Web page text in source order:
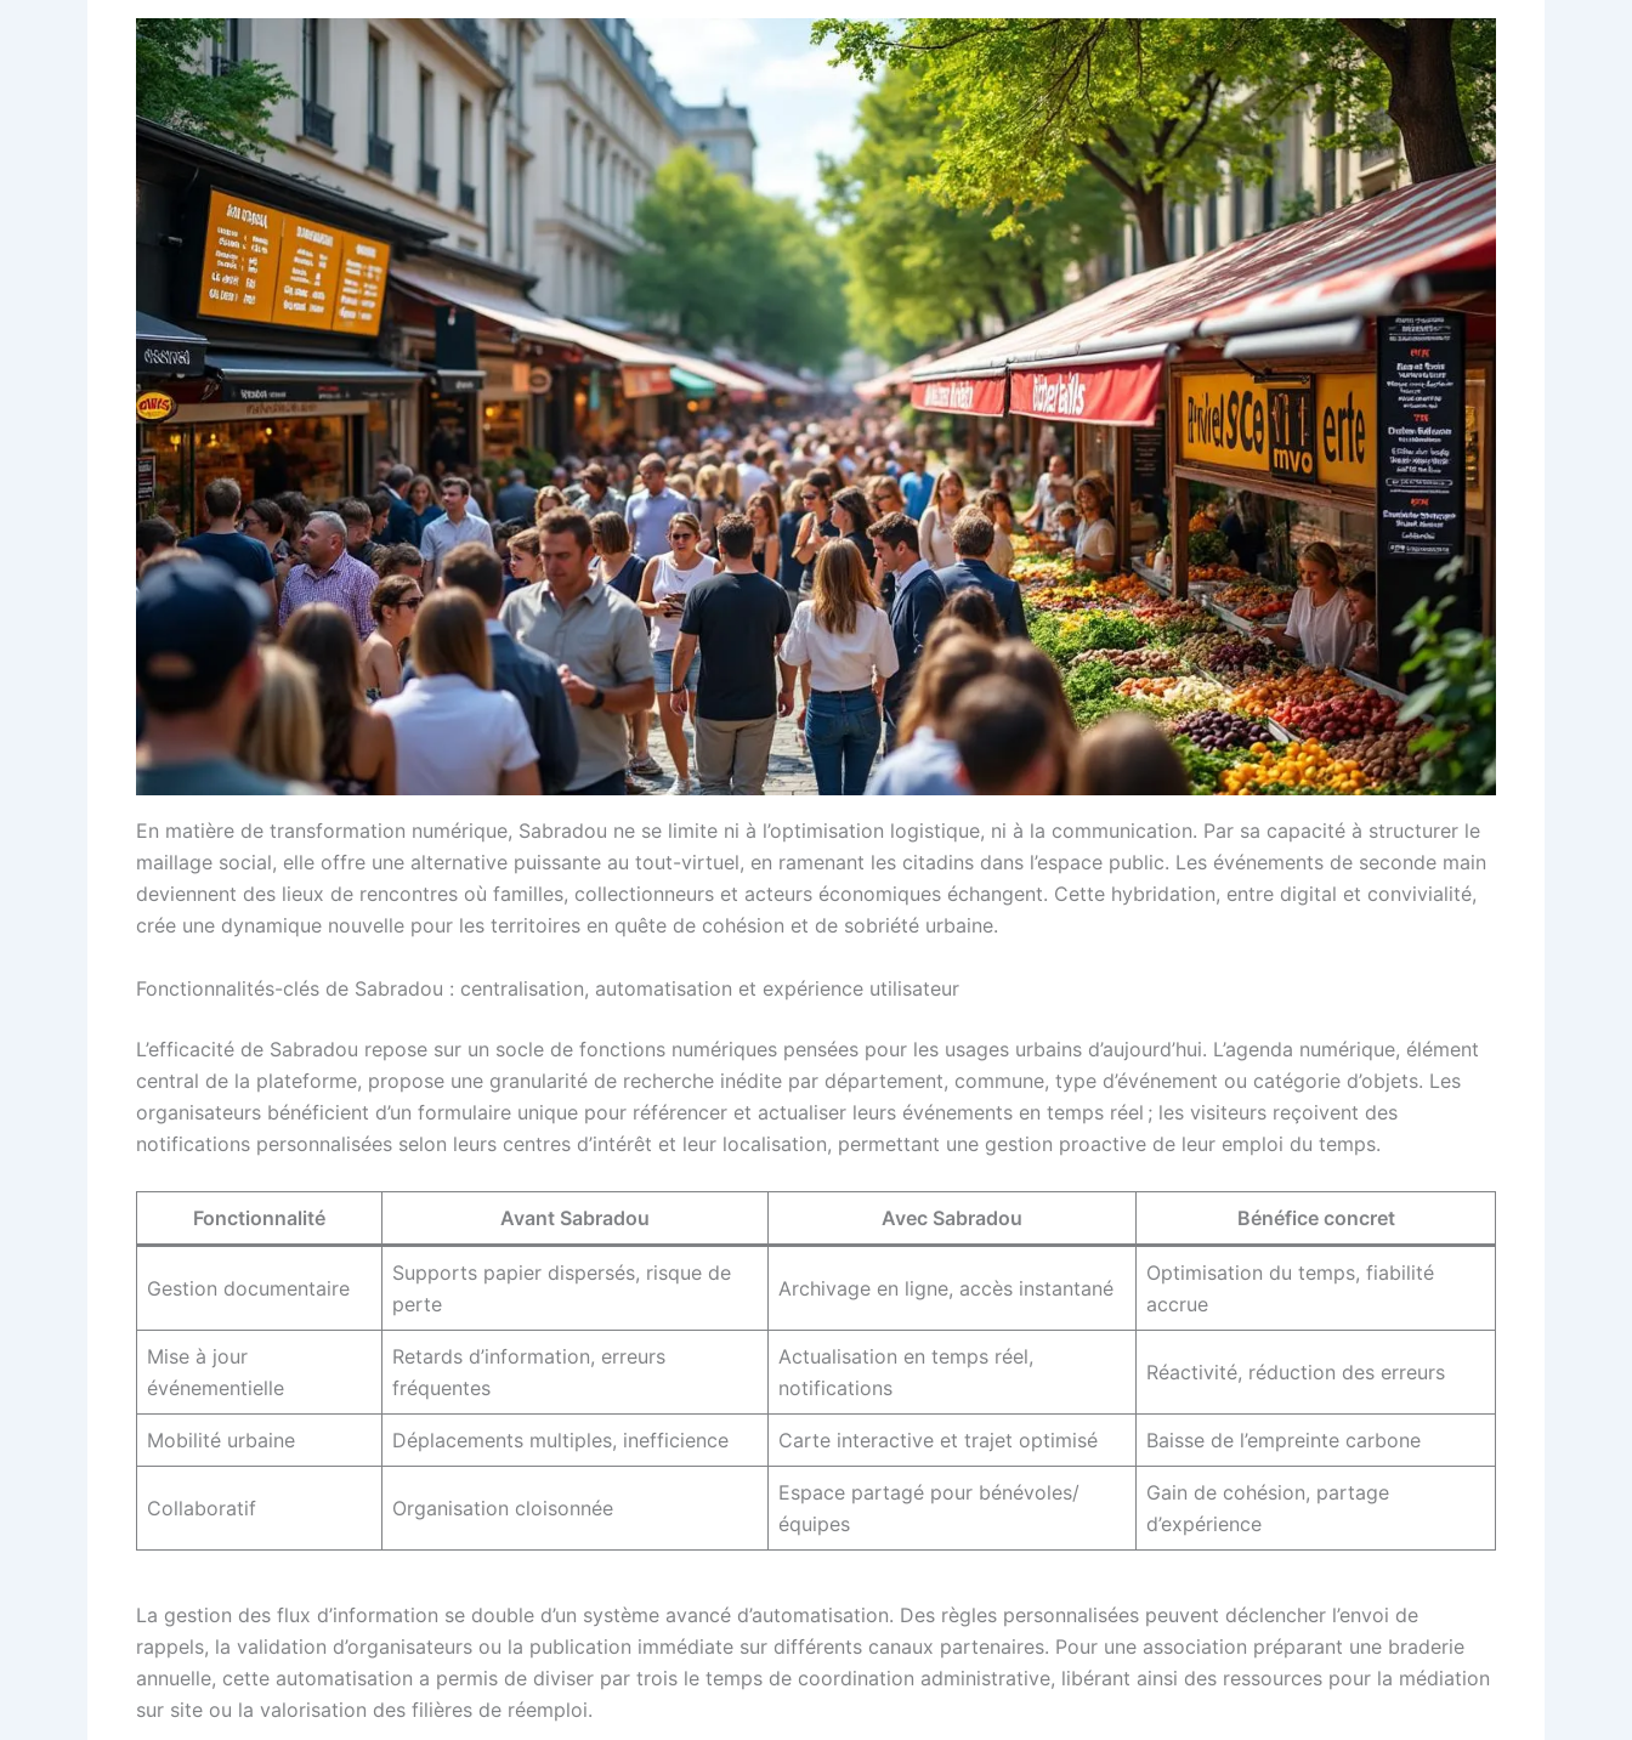
En matière de transformation numérique, Sabradou ne se limite ni à l’optimisation logistique, ni à la communication. Par sa capacité à structurer le
maillage social, elle offre une alternative puissante au tout-virtuel, en ramenant les citadins dans l’espace public. Les événements de seconde main
deviennent des lieux de rencontres où familles, collectionneurs et acteurs économiques échangent. Cette hybridation, entre digital et convivialité,
crée une dynamique nouvelle pour les territoires en quête de cohésion et de sobriété urbaine.
Fonctionnalités-clés de Sabradou : centralisation, automatisation et expérience utilisateur
L’efficacité de Sabradou repose sur un socle de fonctions numériques pensées pour les usages urbains d’aujourd’hui. L’agenda numérique, élément
central de la plateforme, propose une granularité de recherche inédite par département, commune, type d’événement ou catégorie d’objets. Les
organisateurs bénéficient d’un formulaire unique pour référencer et actualiser leurs événements en temps réel ; les visiteurs reçoivent des
notifications personnalisées selon leurs centres d’intérêt et leur localisation, permettant une gestion proactive de leur emploi du temps.
Fonctionnalité Avant Sabradou Avec Sabradou Bénéfice concret
Gestion documentaire
Supports papier dispersés, risque de
perte
Archivage en ligne, accès instantané
Optimisation du temps, fiabilité
accrue
Mise à jour
événementielle
Retards d’information, erreurs
fréquentes
Actualisation en temps réel,
notifications
Réactivité, réduction des erreurs
Mobilité urbaine Déplacements multiples, inefficience Carte interactive et trajet optimisé Baisse de l’empreinte carbone
Collaboratif Organisation cloisonnée
Espace partagé pour bénévoles/
équipes
Gain de cohésion, partage
d’expérience
La gestion des flux d’information se double d’un système avancé d’automatisation. Des règles personnalisées peuvent déclencher l’envoi de
rappels, la validation d’organisateurs ou la publication immédiate sur différents canaux partenaires. Pour une association préparant une braderie
annuelle, cette automatisation a permis de diviser par trois le temps de coordination administrative, libérant ainsi des ressources pour la médiation
sur site ou la valorisation des filières de réemploi.